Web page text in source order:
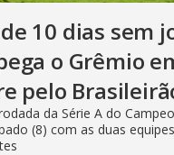
10 dias sem
o Grêmio
pelo
da Série A do
(8) com as duas